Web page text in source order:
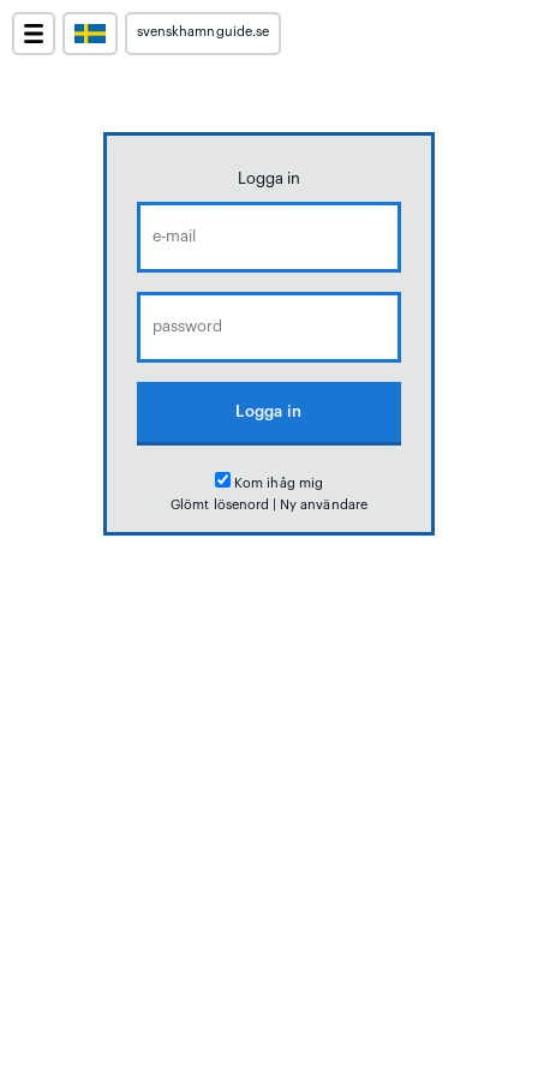
svenskhamnguide.se
Logga in
Kom ihåg mig
Glömt lösenord
Ny användare